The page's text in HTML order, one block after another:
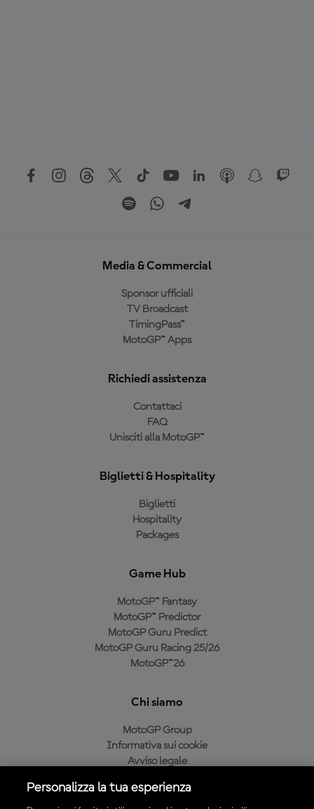
Media & Commercial
Sponsor ufficiali
TV Broadcast
TimingPass™
MotoGP™ Apps
Richiedi assistenza
Contattaci
FAQ
Unisciti alla MotoGP™
Biglietti & Hospitality
Biglietti
Hospitality
Packages
Game Hub
MotoGP™ Fantasy
MotoGP™ Predictor
MotoGP Guru Predict
MotoGP Guru Racing 25/26
MotoGP™26
Chi siamo
MotoGP Group
Informativa sui cookie
Avviso legale
Condizioni di acquisto
Personalizza la tua esperienza